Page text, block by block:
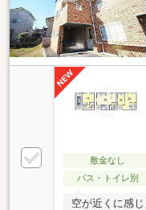
敷金なし
バス・トイレ別
空が近くに感